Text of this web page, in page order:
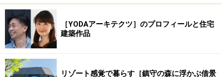
［YODAアーキテクツ］のプロフィールと住宅
建築作品
リゾート感覚で暮らす［鎮守の森に浮かぶ借景